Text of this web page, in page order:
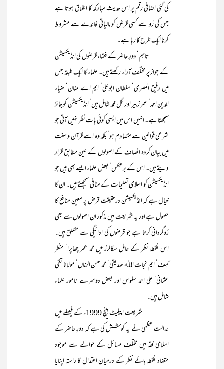
کی گئی اضافی رقم پر اس حدیث مبارکہ کا اطلاق ہوتا ہے
جس کی رُو سے کسی قرض کو مالیاتی فائدے سے مشروط
کرنا ایک طرح کا ربا ہے۔
تاہم‘ دورِ حاضر کے فقہاء قرضوں کی انڈیکسیشن
کے جواز پر مختلف آراء رکھتے ہیں۔ علماء کا ایک طبقہ جس
میں رفیق المصری‘ سلطان ابوعلی‘ ایم اے منان‘ ضیاء
الدین احمد‘ عمر زبیر اور گل محمد شامل ہیں‘ انڈیکسیشن کو جائز
سمجھتا ہے۔ انہیں اس میں ایسی کوئی بات نظر نہیں آتی جو
شرعی قوانین سے متصادم ہو‘ بلکہ وہ اسے قرآن و سنت
میں بیان کردہ انصاف کے اصولوں کے عین مطابق قرار
دیتے ہیں۔ اس کے برعکس‘ بعض علماء ایسے بھی ہیں جو
انڈیکسیشن کو اسلامی تعلیمات کے منافی سمجھتے ہیں۔ ان کا
خیال ہے کہ انڈیکسیشن درحقیقت قرض پر معین منافع کا
حصول ہے اور یہ شریعت میں مذکور ان اصولوں سے بھی
رُوگردانی کرتا ہے جو قرضوں کی ادائیگی سے متعلق ہیں۔
اس نقطۂ نظر کے حامل سکالرز میں محمد عمر چھاپرا‘ منظر
کہف‘ ایم نجات اﷲ صدیقی‘ محمد حسن الزماں‘ مولانا تقی
عثمانی‘ علی احمد سلوس اور بعض دوسرے نامور علماء
شامل ہیں۔
شریعت اپیلیٹ بینچ 1999ء کے فیصلے میں
عدالت عظمیٰ نے یہ کوشش کی ہے کہ دورِ حاضر کے
اسلامی فقہ میں مختلف مسائل کے حوالے سے موجود
متضاد نقطہ ہائے نظر کے درمیان اعتدال کا راستہ اپنایا